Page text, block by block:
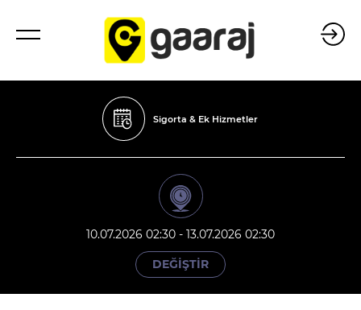
Sigorta & Ek Hizmetler
10.07.2026 02:30 - 13.07.2026 02:30
DEĞİŞTİR